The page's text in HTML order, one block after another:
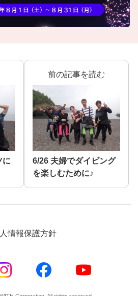
に
前の記事を読む
6/26 夫婦でダイビング
を楽しむために♪
情報保護方針